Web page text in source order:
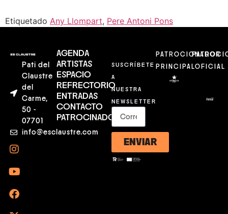
Etiquetado Any Llompart, Pere Antoni Pons
Pati del
Claustre
del
Carme,
50 -
07701
info@esclaustre.com
AGENDA
ARTISTAS
ESPACIO
REFRECTORIO
ENTRADAS
CONTACTO
PATROCINADORES
SUSCRÍBETE
A
NUESTRA
NEWSLETTER
ENVIAR
PATROCIONADOR
PRINCIPALOFICIAL